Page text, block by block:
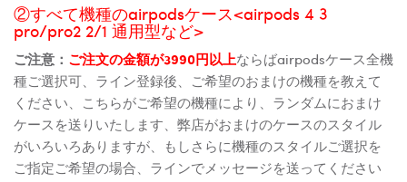
②すべて機種のairpodsケース<airpods 4 3
pro/pro2 2/1 通用型など>
ご注意： ご注文の金額が3990円以上ならばairpodsケース全機
種ご選択可、ライン登録後、ご希望のおまけの機種を教えて
ください、こちらがご希望の機種により、ランダムにおまけ
ケースを送りいたします、弊店がおまけのケースのスタイル
がいろいろありますが、もしさらに機種のスタイルご選択を
ご指定ご希望の場合、ラインでメッセージを送ってください